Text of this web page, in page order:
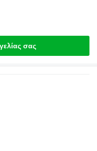
σας